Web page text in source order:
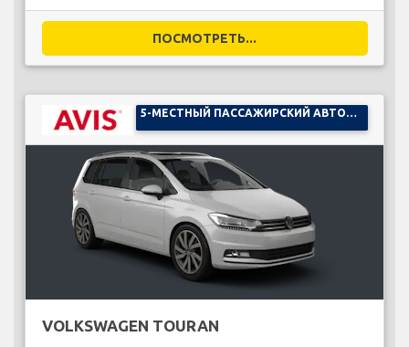
ПОСМОТРЕТЬ...
VOLKSWAGEN TOURAN